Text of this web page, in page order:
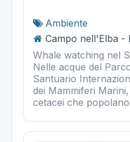
Ambiente
Campo nell'Elba -
Whale watching nel
Nelle acque del
Santuario
dei Mammiferi
cetacei che